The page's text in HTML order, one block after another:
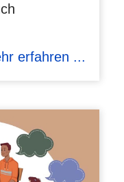
erfahren ...